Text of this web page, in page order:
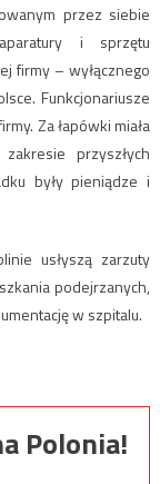
przez siebie
i sprzętu
firmy – wyłącznego
Funkcjonariusze
Za łapówki miała
przyszłych
były pieniądze i
usłyszą zarzuty
podejrzanych,
w szpitalu.
Polonia!